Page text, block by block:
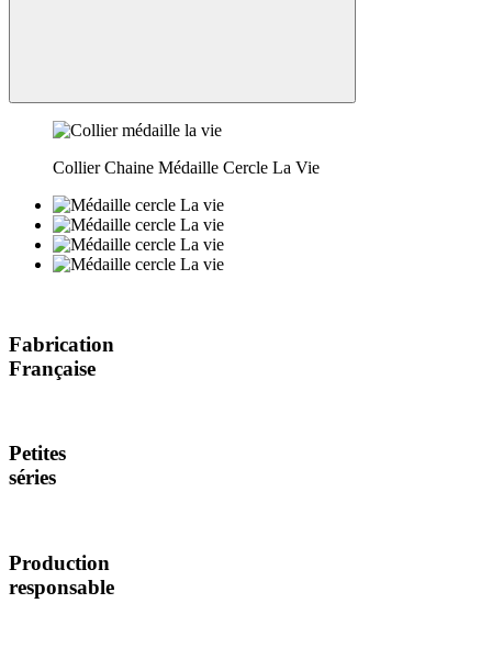
Collier Chaine Médaille Cercle La Vie
Fabrication
Française
Petites
séries
Production
responsable